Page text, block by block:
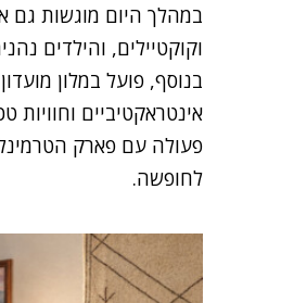
וקוקטיילים, והילדים
אינטראקטיביים וחוויות
פעולה עם פארק הטרמינל
לחופשה.